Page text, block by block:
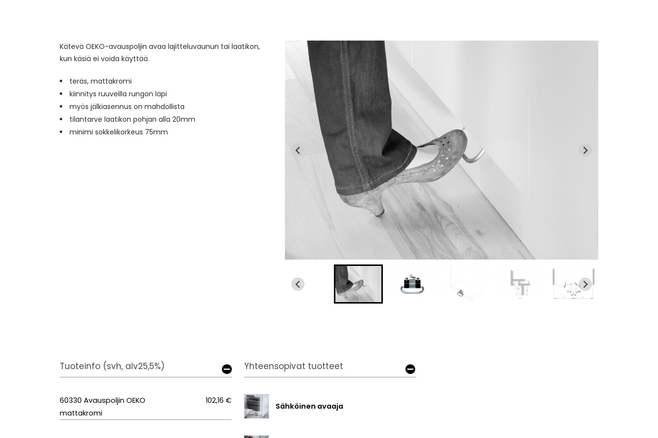
Kätevä OEKO-avauspoljin avaa lajitteluvaunun tai laatikon,
kun käsiä ei voida käyttää.
teräs, mattakromi
kiinnitys ruuveilla rungon läpi
myös jälkiasennus on mahdollista
tilantarve laatikon pohjan alla 20mm
minimi sokkelikorkeus 75mm
Tuoteinfo (svh, alv25,5%)
60330 Avauspoljin OEKO
mattakromi
102,16 €
Yhteensopivat tuotteet
Sähköinen avaaja